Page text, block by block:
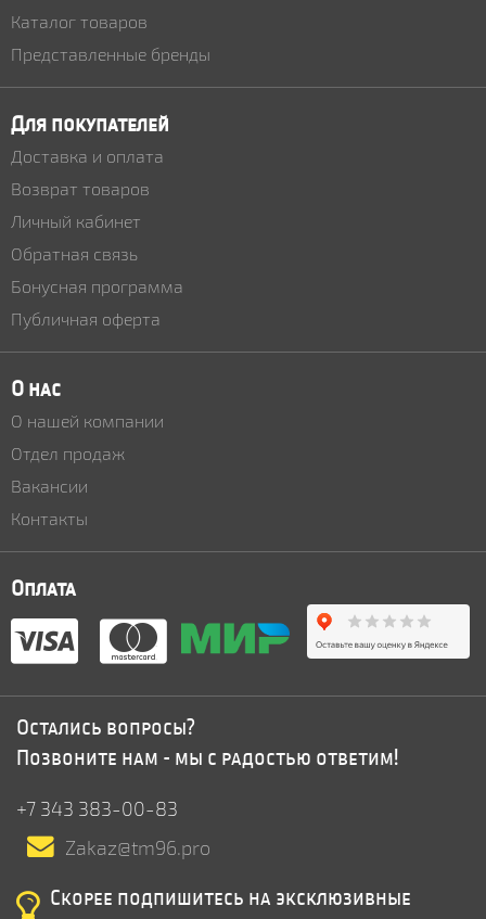
Каталог товаров
Представленные бренды
Для покупателей
Доставка и оплата
Возврат товаров
Личный кабинет
Обратная связь
Бонусная программа
Публичная оферта
О нас
О нашей компании
Отдел продаж
Вакансии
Контакты
Оплата
Остались вопросы?
Позвоните нам - мы с радостью ответим!
+7 343 383-00-83
Zakaz@tm96.pro
Скорее подпишитесь на эксклюзивные